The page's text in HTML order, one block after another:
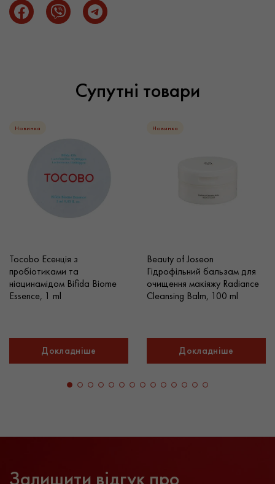
Супутні товари
Новинка
Tocobo Есенція з
пробіотиками та
ніацинамідом Bifida Biome
Essence, 1 ml
Докладніше
Новинка
Beauty of Joseon
Гідрофільний бальзам для
очищення макіяжу Radiance
Cleansing Balm, 100 ml
Докладніше